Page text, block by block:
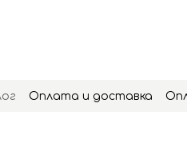
Оплата и доставка